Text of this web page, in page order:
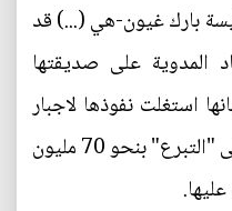
بارك غيون-هي (...) قد
المدوية على صديقتها
استغلت نفوذها لاجبار
المجموعات الصناعية الكبرى على "التبرع" بنحو 70 مليون